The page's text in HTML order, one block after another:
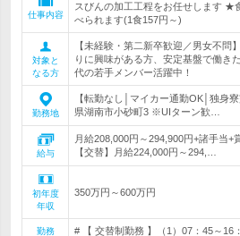
仕事内容
スびんの加工工程をお任せします ★
べられます(1食157円～)
対象と
なる方
【未経験・第二新卒歓迎／男女不
りに興味がある方、安定基盤で働き
代の若手メンバー活躍中！
勤務地
【転勤なし│マイカー通勤OK│独身
県湖南市小砂町3 ※UIターン歓…
給与
月給208,000円～294,900円+諸手当+
【交替】月給224,000円～294,…
初年度
年収
350万円～600万円
勤務
# 【 交替制勤務 】（1）07：45～16